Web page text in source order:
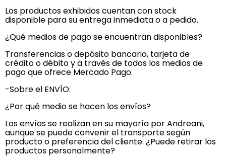
Los productos exhibidos cuentan con stock
disponible para su entrega inmediata o a pedido.
¿Qué medios de pago se encuentran disponibles?
Transferencias o depósito bancario, tarjeta de
crédito o débito y a través de todos los medios de
pago que ofrece Mercado Pago.
-Sobre el ENVÍO:
¿Por qué medio se hacen los envíos?
Los envíos se realizan en su mayoría por Andreani,
aunque se puede convenir el transporte según
producto o preferencia del cliente. ¿Puede retirar los
productos personalmente?